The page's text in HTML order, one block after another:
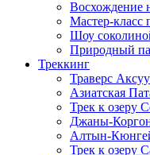
Восхождение
Мастер-класс
Шоу
Природный
Треккинг
Траверс Аксуу
Азиатская
Трек к озеру
Джаны-
Алтын-
Трек к озеру